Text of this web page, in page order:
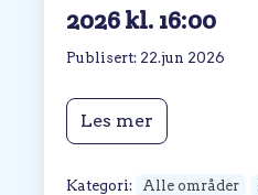
2026 kl. 16:00
Publisert: 22.jun 2026
Les mer
Kategori: Alle områder